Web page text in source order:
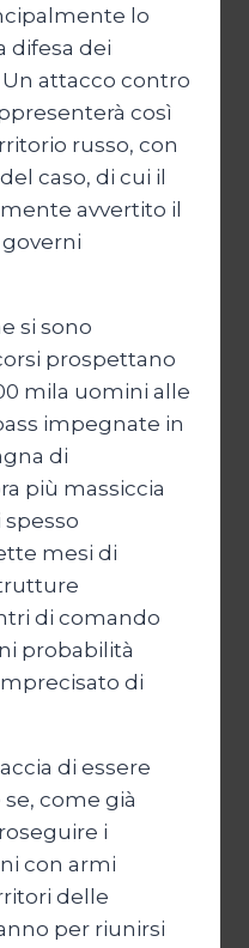
lo
difesa dei
attacco contro
così
russo, con
caso, di cui il
avvertito il
si sono
prospettano
mila uomini alle
impegnate in
di
più massiccia
mesi di
di comando
probabilità
di
di essere
come già
i
con armi
delle
per riunirsi